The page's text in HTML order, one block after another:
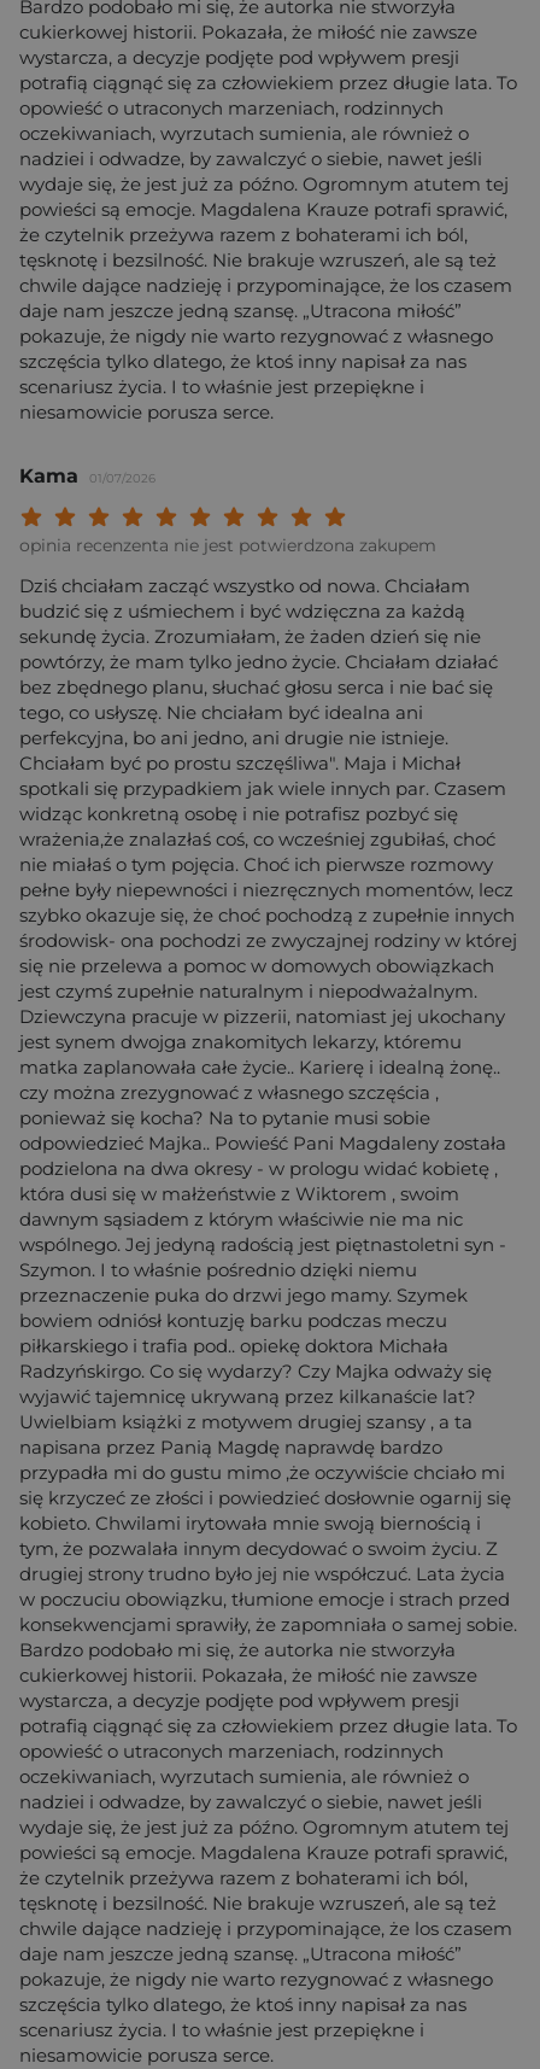
Bardzo podobało mi się, że autorka nie stworzyła
cukierkowej historii. Pokazała, że miłość nie zawsze
wystarcza, a decyzje podjęte pod wpływem presji
potrafią ciągnąć się za człowiekiem przez długie lata. To
opowieść o utraconych marzeniach, rodzinnych
oczekiwaniach, wyrzutach sumienia, ale również o
nadziei i odwadze, by zawalczyć o siebie, nawet jeśli
wydaje się, że jest już za późno. Ogromnym atutem tej
powieści są emocje. Magdalena Krauze potrafi sprawić,
że czytelnik przeżywa razem z bohaterami ich ból,
tęsknotę i bezsilność. Nie brakuje wzruszeń, ale są też
chwile dające nadzieję i przypominające, że los czasem
daje nam jeszcze jedną szansę. „Utracona miłość”
pokazuje, że nigdy nie warto rezygnować z własnego
szczęścia tylko dlatego, że ktoś inny napisał za nas
scenariusz życia. I to właśnie jest przepiękne i
niesamowicie porusza serce.
Kama 01/07/2026
Twoja ocena:
Twoja ocena: Wybitna 9/
Twoja ocena: Rewelacyjna 8/
Twoja ocena: Bardzo dobra 7/10"
Twoja ocena: Dobra 6/10"
Twoja ocena: Przeciętna 5/10"
Twoja ocena: Może być 4/10"
Twoja ocena: Słaba 3/10"
Twoja ocena: Bardzo słaba 2/10"
Twoja ocena: Beznadziejna 1/10"
opinia recenzenta nie jest potwierdzona zakupem
Dziś chciałam zacząć wszystko od nowa. Chciałam
budzić się z uśmiechem i być wdzięczna za każdą
sekundę życia. Zrozumiałam, że żaden dzień się nie
powtórzy, że mam tylko jedno życie. Chciałam działać
bez zbędnego planu, słuchać głosu serca i nie bać się
tego, co usłyszę. Nie chciałam być idealna ani
perfekcyjna, bo ani jedno, ani drugie nie istnieje.
Chciałam być po prostu szczęśliwa". Maja i Michał
spotkali się przypadkiem jak wiele innych par. Czasem
widząc konkretną osobę i nie potrafisz pozbyć się
wrażenia,że znalazłaś coś, co wcześniej zgubiłaś, choć
nie miałaś o tym pojęcia. Choć ich pierwsze rozmowy
pełne były niepewności i niezręcznych momentów, lecz
szybko okazuje się, że choć pochodzą z zupełnie innych
środowisk- ona pochodzi ze zwyczajnej rodziny w której
się nie przelewa a pomoc w domowych obowiązkach
jest czymś zupełnie naturalnym i niepodważalnym.
Dziewczyna pracuje w pizzerii, natomiast jej ukochany
jest synem dwojga znakomitych lekarzy, któremu
matka zaplanowała całe życie.. Karierę i idealną żonę..
czy można zrezygnować z własnego szczęścia ,
ponieważ się kocha? Na to pytanie musi sobie
odpowiedzieć Majka.. Powieść Pani Magdaleny została
podzielona na dwa okresy - w prologu widać kobietę ,
która dusi się w małżeństwie z Wiktorem , swoim
dawnym sąsiadem z którym właściwie nie ma nic
wspólnego. Jej jedyną radością jest piętnastoletni syn -
Szymon. I to właśnie pośrednio dzięki niemu
przeznaczenie puka do drzwi jego mamy. Szymek
bowiem odniósł kontuzję barku podczas meczu
piłkarskiego i trafia pod.. opiekę doktora Michała
Radzyńskirgo. Co się wydarzy? Czy Majka odważy się
wyjawić tajemnicę ukrywaną przez kilkanaście lat?
Uwielbiam książki z motywem drugiej szansy , a ta
napisana przez Panią Magdę naprawdę bardzo
przypadła mi do gustu mimo ,że oczywiście chciało mi
się krzyczeć ze złości i powiedzieć dosłownie ogarnij się
kobieto. Chwilami irytowała mnie swoją biernością i
tym, że pozwalała innym decydować o swoim życiu. Z
drugiej strony trudno było jej nie współczuć. Lata życia
w poczuciu obowiązku, tłumione emocje i strach przed
konsekwencjami sprawiły, że zapomniała o samej sobie.
Bardzo podobało mi się, że autorka nie stworzyła
cukierkowej historii. Pokazała, że miłość nie zawsze
wystarcza, a decyzje podjęte pod wpływem presji
potrafią ciągnąć się za człowiekiem przez długie lata. To
opowieść o utraconych marzeniach, rodzinnych
oczekiwaniach, wyrzutach sumienia, ale również o
nadziei i odwadze, by zawalczyć o siebie, nawet jeśli
wydaje się, że jest już za późno. Ogromnym atutem tej
powieści są emocje. Magdalena Krauze potrafi sprawić,
że czytelnik przeżywa razem z bohaterami ich ból,
tęsknotę i bezsilność. Nie brakuje wzruszeń, ale są też
chwile dające nadzieję i przypominające, że los czasem
daje nam jeszcze jedną szansę. „Utracona miłość”
pokazuje, że nigdy nie warto rezygnować z własnego
szczęścia tylko dlatego, że ktoś inny napisał za nas
scenariusz życia. I to właśnie jest przepiękne i
niesamowicie porusza serce.